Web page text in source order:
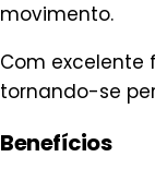
movimento.
Com excelente
tornando-se
Benefícios